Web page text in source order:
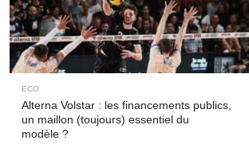
ECO
Alterna Volstar : les financements publics,
un maillon (toujours) essentiel du
modèle ?